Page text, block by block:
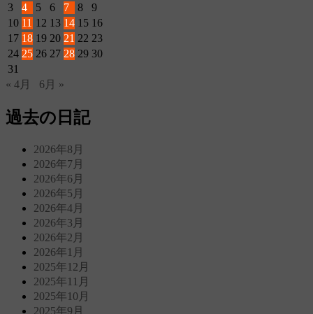
3
4 5 6 7 8
9
10 11 12 13 14 15 16
17 18 19 20 21 22 23
24 25 26 27 28 29 30
31
« 4月
6月 »
過去の日記
2026年8月
2026年7月
2026年6月
2026年5月
2026年4月
2026年3月
2026年2月
2026年1月
2025年12月
2025年11月
2025年10月
2025年9月